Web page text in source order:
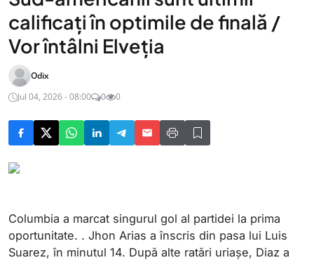
calificați în optimile de finală /
Vor întâlni Elveția
Odix
Jul 04, 2026 - 08:00
0 0
Columbia a marcat singurul gol al partidei la prima
oportunitate. . Jhon Arias a înscris din pasa lui Luis
Suarez, în minutul 14. După alte ratări uriașe, Diaz a